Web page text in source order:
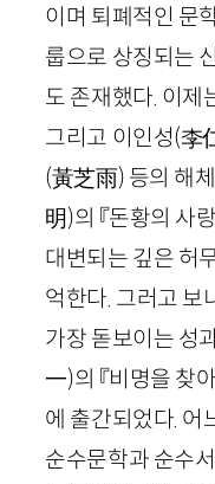
이며 퇴폐적인 문
룹으로 상징되는
도 존재했다. 이제
그리고 이인성(李
(黃芝雨) 등의 해
明)의 『돈황의 사랑
대변되는 깊은 허
억한다. 그러고 보
가장 돋보이는 성
一)의 『비명을 찾
에 출간되었다. 어
순수문학과 순수